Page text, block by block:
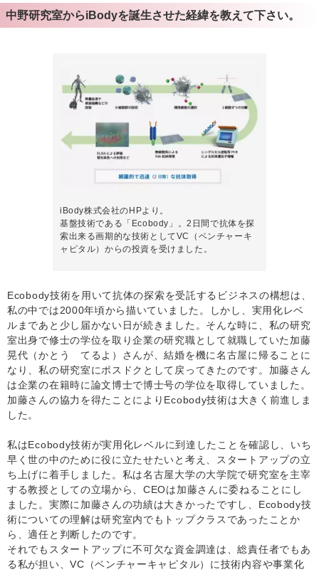
中野研究室からiBodyを誕生させた経緯を教えて下さい。
iBody株式会社のHPより。
基盤技術である「Ecobody」。2日間で抗体を探
索出来る画期的な技術としてVC（ベンチャーキ
ャピタル）からの投資を受けました。
Ecobody技術を用いて抗体の探索を受託するビジネスの構想は、
私の中では2000年頃から描いていました。しかし、実用化レベ
ルまであと少し届かない日が続きました。そんな時に、私の研究
室出身で修士の学位を取り企業の研究職として就職していた加藤
晃代（かとう てるよ）さんが、結婚を機に名古屋に帰ることに
なり、私の研究室にポスドクとして戻ってきたのです。加藤さん
は企業の在籍時に論文博士で博士号の学位を取得していました。
加藤さんの協力を得たことによりEcobody技術は大きく前進しま
した。
私はEcobody技術が実用化レベルに到達したことを確認し、いち
早く世の中のために役に立たせたいと考え、スタートアップの立
ち上げに着手しました。私は名古屋大学の大学院で研究室を主宰
する教授としての立場から、CEOは加藤さんに委ねることにし
ました。実際に加藤さんの功績は大きかったですし、Ecobody技
術についての理解は研究室内でもトップクラスであったことか
ら、適任と判断したのです。
それでもスタートアップに不可欠な資金調達は、総責任者でもあ
る私が担い、VC（ベンチャーキャピタル）に技術内容や事業化